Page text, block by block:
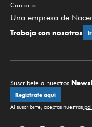
Contacto
Una empresa de
Trabaja con nosotros
Suscríbete a nuestros
Regístrate aquí
Al suscribirte, aceptas nuestras